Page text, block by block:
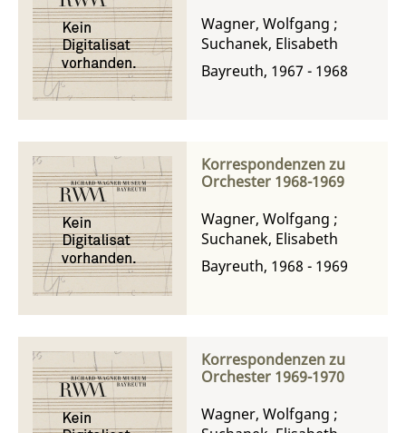
Wagner, Wolfgang ;
Suchanek, Elisabeth
Bayreuth, 1967 - 1968
Korrespondenzen zu
Orchester 1968-1969
Wagner, Wolfgang ;
Suchanek, Elisabeth
Bayreuth, 1968 - 1969
Korrespondenzen zu
Orchester 1969-1970
Wagner, Wolfgang ;